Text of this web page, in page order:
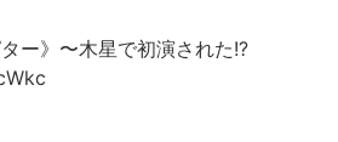
ー》〜木星で初演された!?